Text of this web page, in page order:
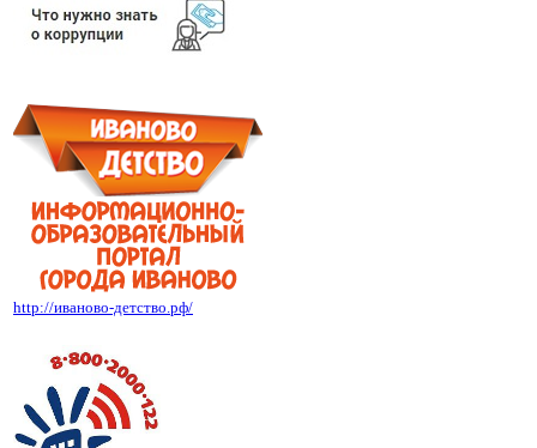
http://иваново-детство.рф/